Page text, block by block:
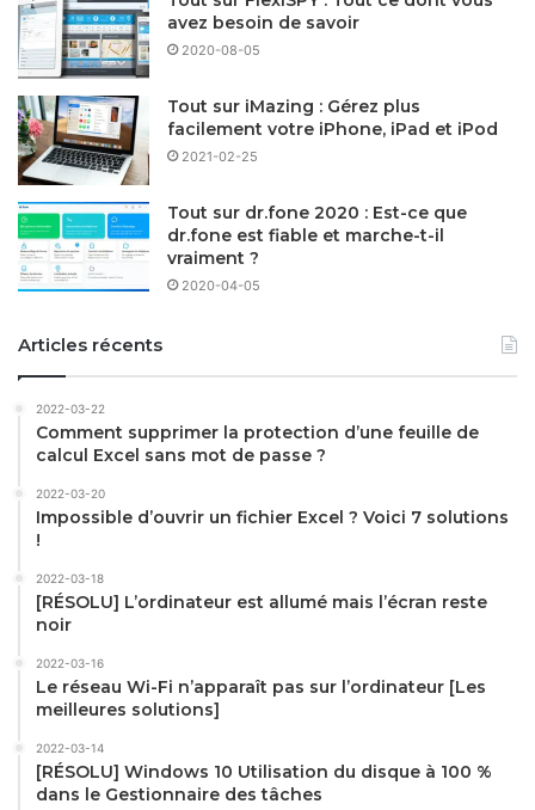
avez besoin de savoir
2020-08-05
Tout sur iMazing : Gérez plus
facilement votre iPhone, iPad et iPod
2021-02-25
Tout sur dr.fone 2020 : Est-ce que
dr.fone est fiable et marche-t-il
vraiment ?
2020-04-05
Articles récents
2022-03-22
Comment supprimer la protection d’une feuille de
calcul Excel sans mot de passe ?
2022-03-20
Impossible d’ouvrir un fichier Excel ? Voici 7 solutions
!
2022-03-18
[RÉSOLU] L’ordinateur est allumé mais l’écran reste
noir
2022-03-16
Le réseau Wi-Fi n’apparaît pas sur l’ordinateur [Les
meilleures solutions]
2022-03-14
[RÉSOLU] Windows 10 Utilisation du disque à 100 %
dans le Gestionnaire des tâches